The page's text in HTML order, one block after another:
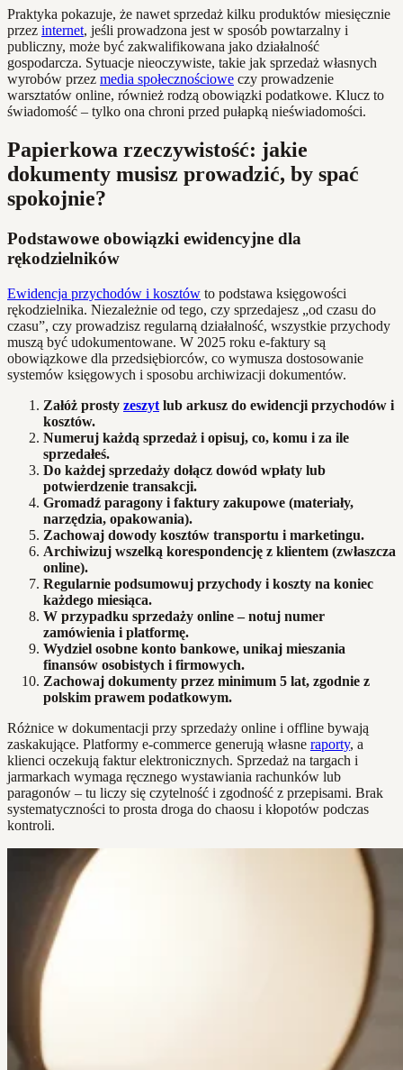
Praktyka pokazuje, że nawet sprzedaż kilku produktów miesięcznie
przez internet, jeśli prowadzona jest w sposób powtarzalny i
publiczny, może być zakwalifikowana jako działalność
gospodarcza. Sytuacje nieoczywiste, takie jak sprzedaż własnych
wyrobów przez media społecznościowe czy prowadzenie
warsztatów online, również rodzą obowiązki podatkowe. Klucz to
świadomość – tylko ona chroni przed pułapką nieświadomości.
Papierkowa rzeczywistość: jakie
dokumenty musisz prowadzić, by spać
spokojnie?
Podstawowe obowiązki ewidencyjne dla
rękodzielników
Ewidencja przychodów i kosztów to podstawa księgowości
rękodzielnika. Niezależnie od tego, czy sprzedajesz „od czasu do
czasu”, czy prowadzisz regularną działalność, wszystkie przychody
muszą być udokumentowane. W 2025 roku e-faktury są
obowiązkowe dla przedsiębiorców, co wymusza dostosowanie
systemów księgowych i sposobu archiwizacji dokumentów.
Załóż prosty zeszyt lub arkusz do ewidencji przychodów i
kosztów.
Numeruj każdą sprzedaż i opisuj, co, komu i za ile
sprzedałeś.
Do każdej sprzedaży dołącz dowód wpłaty lub
potwierdzenie transakcji.
Gromadź paragony i faktury zakupowe (materiały,
narzędzia, opakowania).
Zachowaj dowody kosztów transportu i marketingu.
Archiwizuj wszelką korespondencję z klientem (zwłaszcza
online).
Regularnie podsumowuj przychody i koszty na koniec
każdego miesiąca.
W przypadku sprzedaży online – notuj numer
zamówienia i platformę.
Wydziel osobne konto bankowe, unikaj mieszania
finansów osobistych i firmowych.
Zachowaj dokumenty przez minimum 5 lat, zgodnie z
polskim prawem podatkowym.
Różnice w dokumentacji przy sprzedaży online i offline bywają
zaskakujące. Platformy e-commerce generują własne raporty, a
klienci oczekują faktur elektronicznych. Sprzedaż na targach i
jarmarkach wymaga ręcznego wystawiania rachunków lub
paragonów – tu liczy się czytelność i zgodność z przepisami. Brak
systematyczności to prosta droga do chaosu i kłopotów podczas
kontroli.